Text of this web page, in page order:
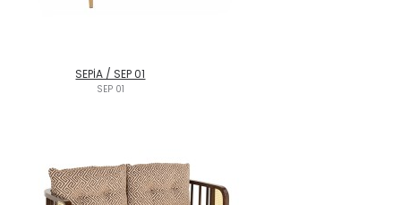
SEPİA / SEP 01
SEP 01